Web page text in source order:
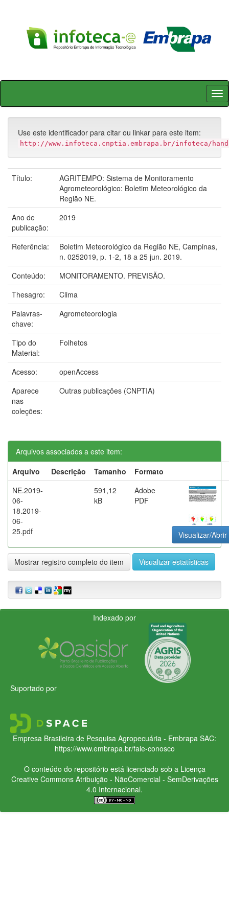
Skip
Use este identificador para citar ou linkar para este item:
http://www.infoteca.cnptia.embrapa.br/infoteca/
Título:
AGRITEMPO: Sistema de Monitoramento
Agrometeorológico: Boletim Meteorológico da
Região NE.
Ano de
publicação:
2019
Referência:
Boletim Meteorológico da Região NE, Campinas,
n. 0252019, p. 1-2, 18 a 25 jun. 2019.
Conteúdo:
MONITORAMENTO. PREVISÃO.
Thesagro:
Clima
Palavras-
chave:
Agrometeorologia
Tipo do
Material:
Folhetos
Acesso:
openAccess
Aparece
nas
coleções:
Outras publicações (CNPTIA)
Arquivos associados a este item:
Arquivo
Descrição Tamanho
Formato
NE.2019-
06-
18.2019-
06-
25.pdf
591,12
kB
Adobe
PDF
Visualizar/Abrir
Mostrar registro completo do item Visualizar estatísticas
Indexado por
Suportado por
Empresa Brasileira de Pesquisa Agropecuária - Embrapa SAC:
https://www.embrapa.br/fale-conosco
O conteúdo do repositório está licenciado sob a Licença
Creative CommonsAtribuição - NãoComercial - SemDerivações
4.0 Internacional.